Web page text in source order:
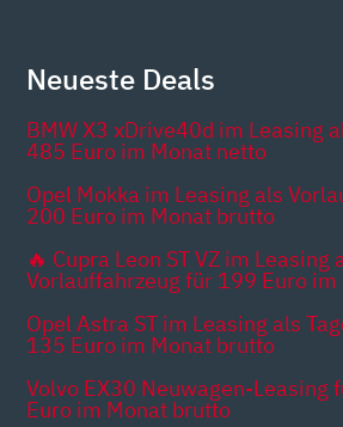
Neueste Deals
BMW X3 xDrive40d im Leasing
485 Euro im Monat netto
Opel Mokka im Leasing als
200 Euro im Monat brutto
🔥 Cupra Leon ST VZ im Leasing
Vorlauffahrzeug für 199 Euro
Opel Astra ST im Leasing als
135 Euro im Monat brutto
Volvo EX30 Neuwagen-Leasing
Euro im Monat brutto